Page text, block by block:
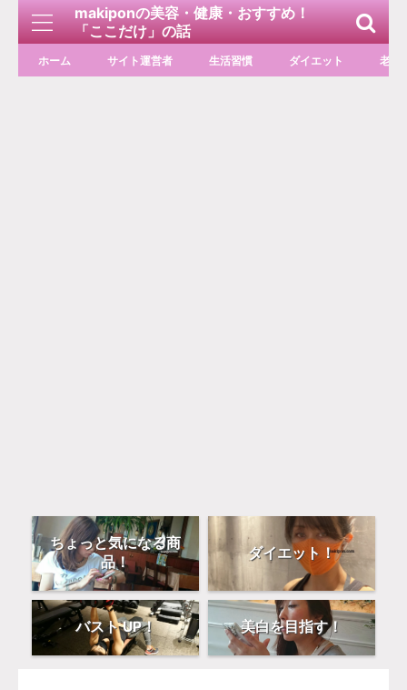
makiponの美容・健康・おすすめ！
「ここだけ」の話
ホーム サイト運営者 生活習慣 ダイエット 老化
ちょっと気になる商
品！
ダイエット！
バスト UP！ 美白を目指す！